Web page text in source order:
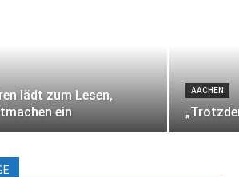
lädt zum Lesen,
ein
AACHEN